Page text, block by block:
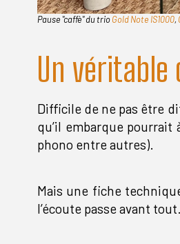
Pause "caffè" du trioGold Note IS1000,
Un véritable
Difficile de ne pas être
qu’il embarque
phono entre autres).
Mais une fiche
l’écoute passe avant tout.